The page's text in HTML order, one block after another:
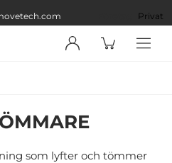
Privat
som lyfter och tömmer
Välj hur du vill